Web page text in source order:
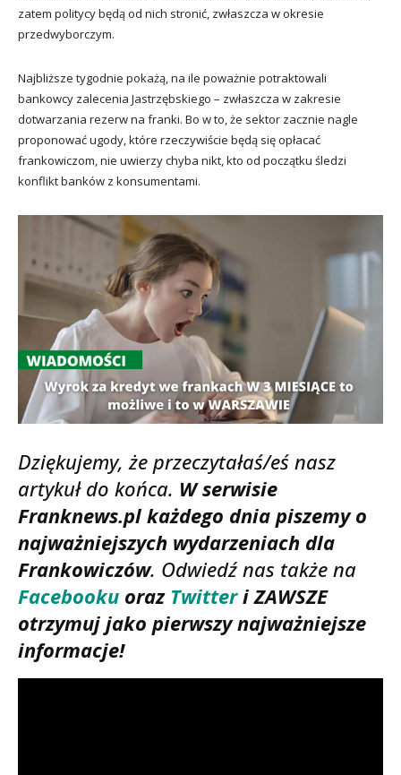
zatem politycy będą od nich stronić, zwłaszcza w okresie
przedwyborczym.
Najbliższe tygodnie pokażą, na ile poważnie potraktowali
bankowcy zalecenia Jastrzębskiego – zwłaszcza w zakresie
dotwarzania rezerw na franki. Bo w to, że sektor zacznie nagle
proponować ugody, które rzeczywiście będą się opłacać
frankowiczom, nie uwierzy chyba nikt, kto od początku śledzi
konflikt banków z konsumentami.
Dziękujemy, że przeczytałaś/eś nasz
artykuł do końca. W serwisie
Franknews.pl każdego dnia piszemy o
najważniejszych wydarzeniach dla
Frankowiczów. Odwiedź nas także na
Facebooku oraz Twitteri ZAWSZE
otrzymuj jako pierwszy najważniejsze
informacje!